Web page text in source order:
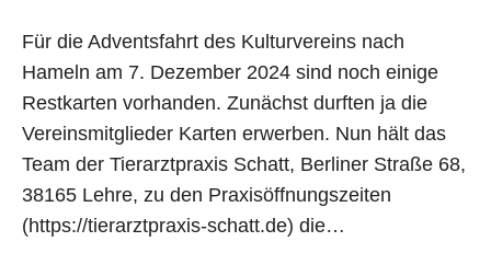
Für die Adventsfahrt des Kulturvereins nach
Hameln am 7. Dezember 2024 sind noch einige
Restkarten vorhanden. Zunächst durften ja die
Vereinsmitglieder Karten erwerben. Nun hält das
Team der Tierarztpraxis Schatt, Berliner Straße 68,
38165 Lehre, zu den Praxisöffnungszeiten
(https://tierarztpraxis-schatt.de) die…